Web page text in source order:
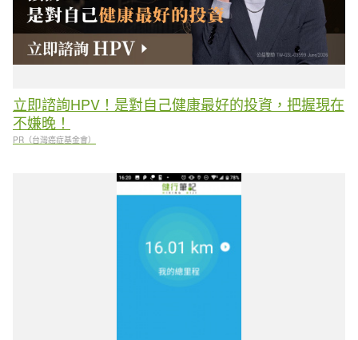
立即諮詢HPV！是對自己健康最好的投資，把握現在
不嫌晚！
PR（台灣癌症基金會）